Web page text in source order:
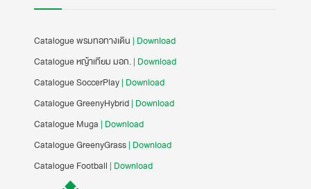
Catalogue พรมทอทางเดิน | Download
Catalogue หญ้าเทียม มอก.| Download
Catalogue SoccerPlay| Download
Catalogue GreenyHybrid| Download
Catalogue Muga | Download
Catalogue GreenyGrass| Download
Catalogue Football | Download